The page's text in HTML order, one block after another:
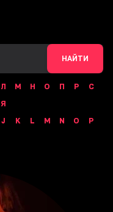
НАЙТИ
Л М Н О П Р
С
Я
J K L M N O
P